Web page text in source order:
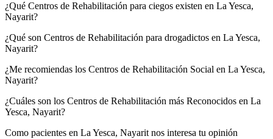
¿Qué Centros de Rehabilitación para ciegos existen en La Yesca,
Nayarit?
¿Qué son Centros de Rehabilitación para drogadictos en La Yesca,
Nayarit?
¿Me recomiendas los Centros de Rehabilitación Social en La Yesca,
Nayarit?
¿Cuáles son los Centros de Rehabilitación más Reconocidos en La
Yesca, Nayarit?
Como pacientes en La Yesca, Nayarit nos interesa tu opinión